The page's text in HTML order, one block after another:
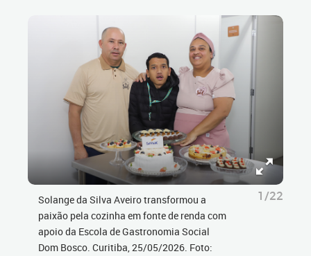
Solange da Silva Aveiro transformou a
paixão pela cozinha em fonte de renda com
apoio da Escola de Gastronomia Social
Dom Bosco. Curitiba, 25/05/2026. Foto:
1/22